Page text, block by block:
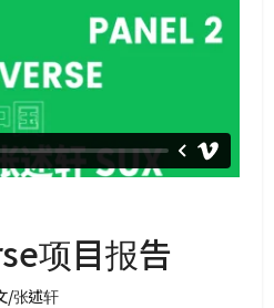
项目报告
/张述轩